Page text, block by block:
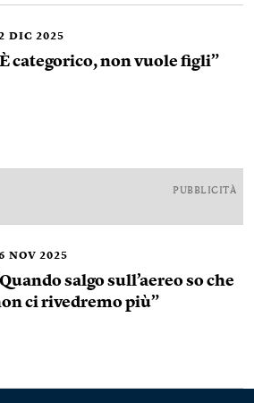
DIC 2025
categorico, non vuole figli”
PUBBLICITÀ
NOV 2025
salgo sull’aereo so che
ci rivedremo più”